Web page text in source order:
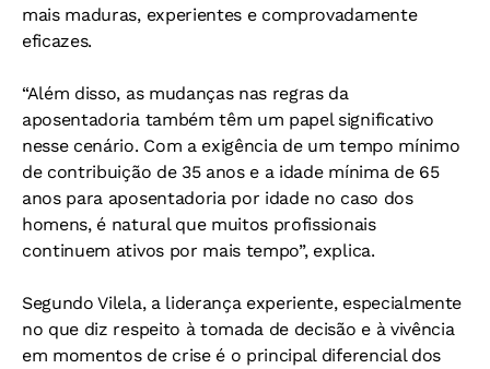
mais maduras, experientes e comprovadamente
eficazes.
“Além disso, as mudanças nas regras da
aposentadoria também têm um papel significativo
nesse cenário. Com a exigência de um tempo mínimo
de contribuição de 35 anos e a idade mínima de 65
anos para aposentadoria por idade no caso dos
homens, é natural que muitos profissionais
continuem ativos por mais tempo”, explica.
Segundo Vilela, a liderança experiente, especialmente
no que diz respeito à tomada de decisão e à vivência
em momentos de crise é o principal diferencial dos